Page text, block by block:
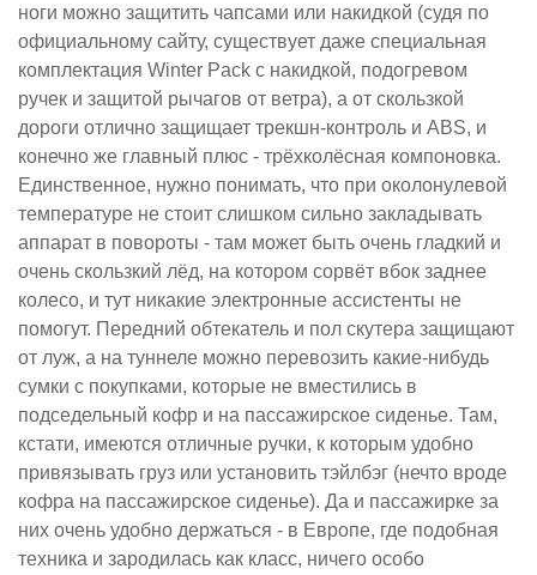
ноги можно защитить чапсами или накидкой (судя по
официальному сайту, существует даже специальная
комплектация Winter Pack с накидкой, подогревом
ручек и защитой рычагов от ветра), а от скользкой
дороги отлично защищает трекшн-контроль и ABS, и
конечно же главный плюс - трёхколёсная компоновка.
Единственное, нужно понимать, что при околонулевой
температуре не стоит слишком сильно закладывать
аппарат в повороты - там может быть очень гладкий и
очень скользкий лёд, на котором сорвёт вбок заднее
колесо, и тут никакие электронные ассистенты не
помогут. Передний обтекатель и пол скутера защищают
от луж, а на туннеле можно перевозить какие-нибудь
сумки с покупками, которые не вместились в
подседельный кофр и на пассажирское сиденье. Там,
кстати, имеются отличные ручки, к которым удобно
привязывать груз или установить тэйлбэг (нечто вроде
кофра на пассажирское сиденье). Да и пассажирке за
них очень удобно держаться - в Европе, где подобная
техника и зародилась как класс, ничего особо